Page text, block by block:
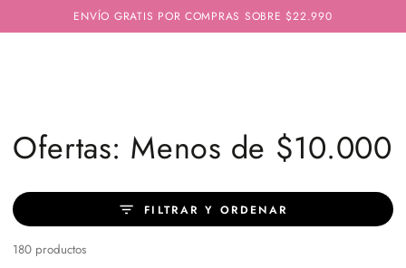
CONTENIDOENVÍO GRATIS POR COMPRAS SOBRE $22.990
Colección:
Ofertas: Menos de $10.000
FILTRAR Y ORDENAR
180 productos